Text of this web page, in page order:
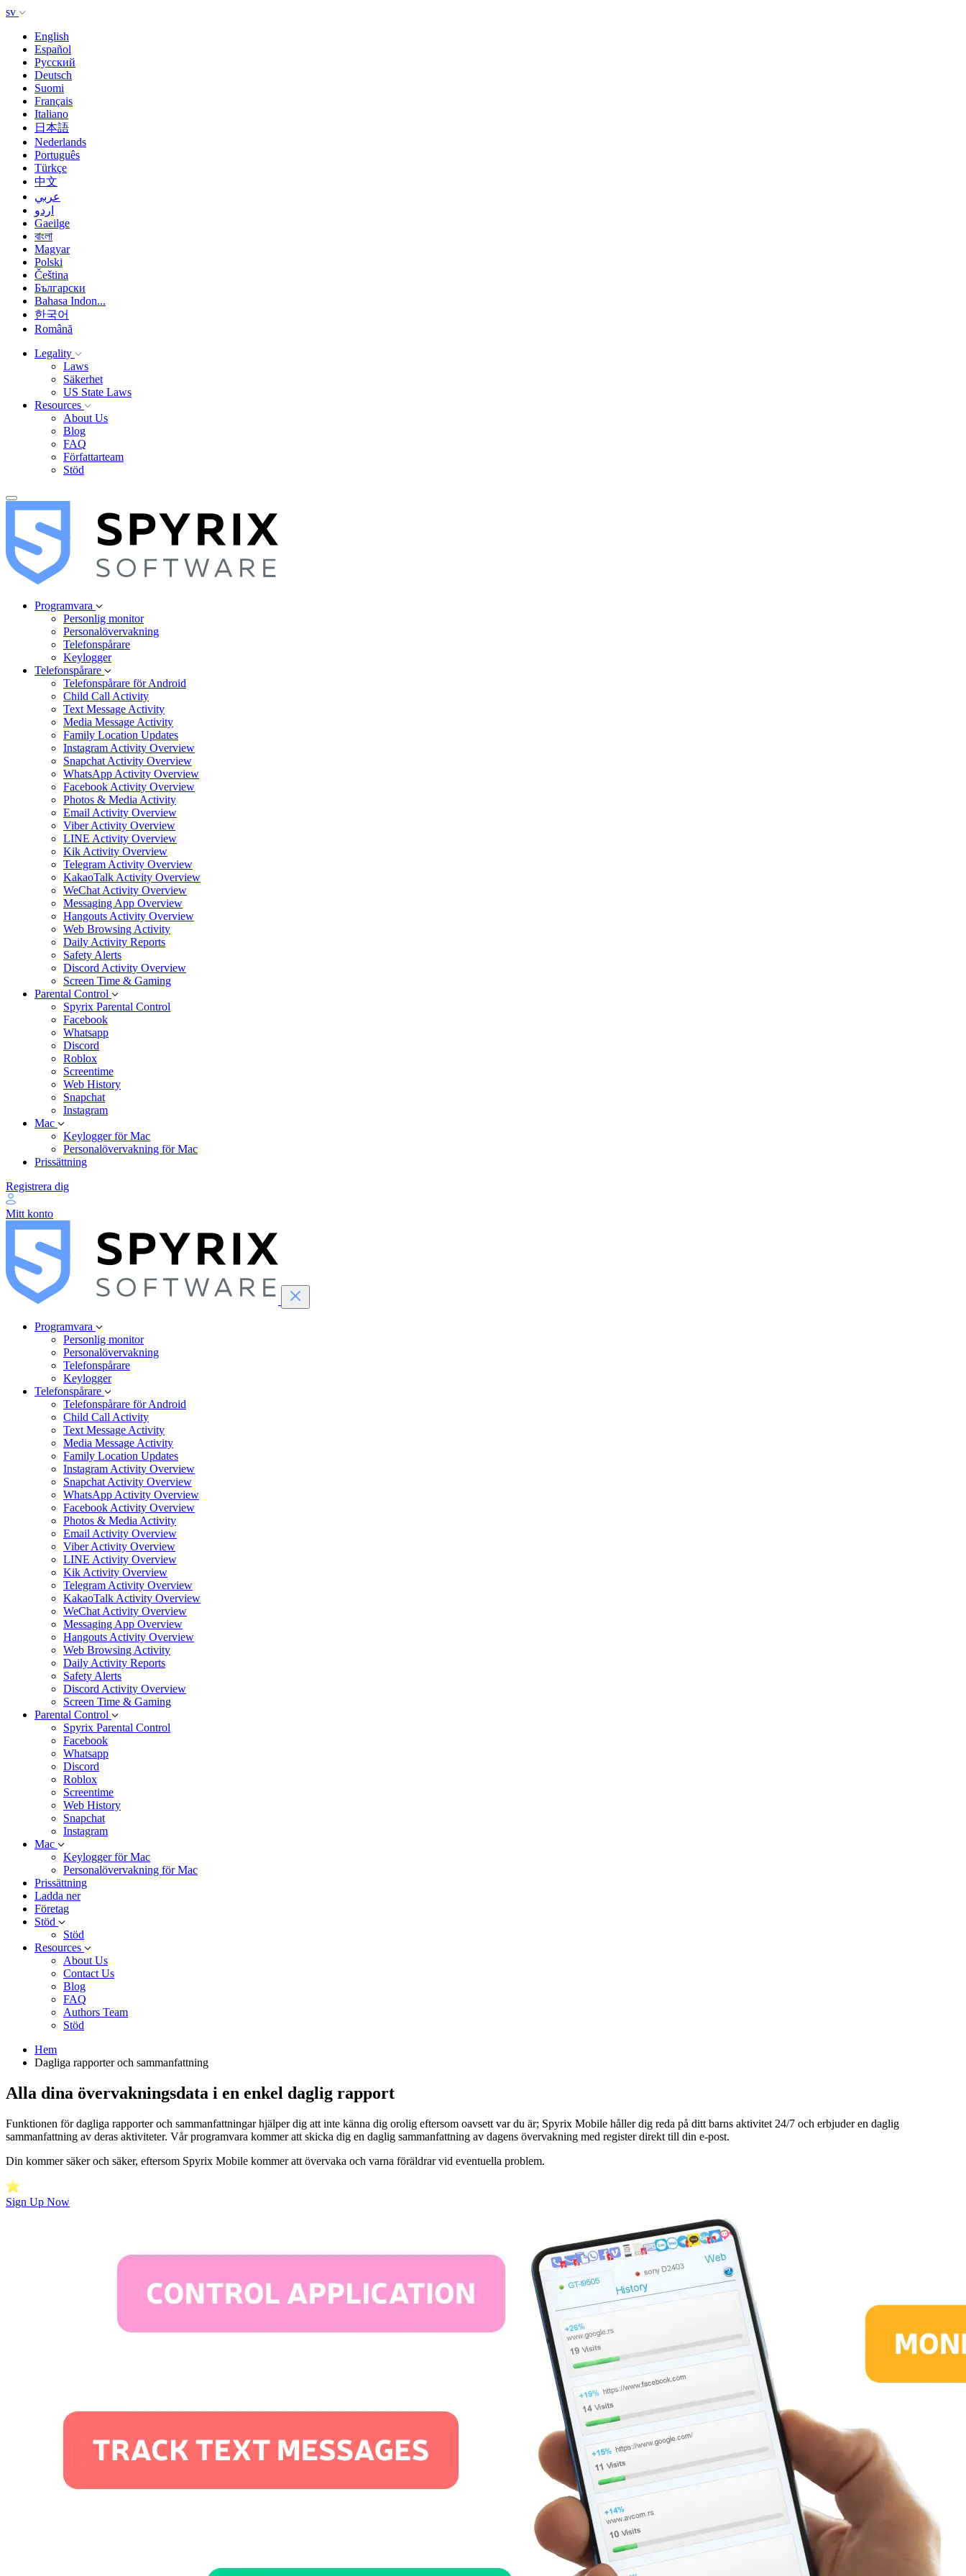
sv
English
Español
Русский
Deutsch
Suomi
Français
Italiano
日本語
Nederlands
Português
Türkçe
中文
عربي
اردو
Gaeilge
বাংলা
Magyar
Polski
Čeština
Български
Bahasa Indon...
한국어
Română
Legality
Laws
Säkerhet
US State Laws
Resources
About Us
Blog
FAQ
Författarteam
Stöd
Programvara
Personlig monitor
Personalövervakning
Telefonspårare
Keylogger
Telefonspårare
Telefonspårare för Android
Child Call Activity
Text Message Activity
Media Message Activity
Family Location Updates
Instagram Activity Overview
Snapchat Activity Overview
WhatsApp Activity Overview
Facebook Activity Overview
Photos & Media Activity
Email Activity Overview
Viber Activity Overview
LINE Activity Overview
Kik Activity Overview
Telegram Activity Overview
KakaoTalk Activity Overview
WeChat Activity Overview
Messaging App Overview
Hangouts Activity Overview
Web Browsing Activity
Daily Activity Reports
Safety Alerts
Discord Activity Overview
Screen Time & Gaming
Parental Control
Spyrix Parental Control
Facebook
Whatsapp
Discord
Roblox
Screentime
Web History
Snapchat
Instagram
Mac
Keylogger för Mac
Personalövervakning för Mac
Prissättning
Registrera dig
Mitt konto
Programvara
Personlig monitor
Personalövervakning
Telefonspårare
Keylogger
Telefonspårare
Telefonspårare för Android
Child Call Activity
Text Message Activity
Media Message Activity
Family Location Updates
Instagram Activity Overview
Snapchat Activity Overview
WhatsApp Activity Overview
Facebook Activity Overview
Photos & Media Activity
Email Activity Overview
Viber Activity Overview
LINE Activity Overview
Kik Activity Overview
Telegram Activity Overview
KakaoTalk Activity Overview
WeChat Activity Overview
Messaging App Overview
Hangouts Activity Overview
Web Browsing Activity
Daily Activity Reports
Safety Alerts
Discord Activity Overview
Screen Time & Gaming
Parental Control
Spyrix Parental Control
Facebook
Whatsapp
Discord
Roblox
Screentime
Web History
Snapchat
Instagram
Mac
Keylogger för Mac
Personalövervakning för Mac
Prissättning
Ladda ner
Företag
Stöd
Stöd
Resources
About Us
Contact Us
Blog
FAQ
Authors Team
Stöd
Hem
Dagliga rapporter och sammanfattning
Alla dina övervakningsdata i en enkel daglig rapport
Funktionen för dagliga rapporter och sammanfattningar hjälper dig att inte känna dig orolig eftersom oavsett var du är; Spyrix Mobile håller dig reda på ditt barns aktivitet 24/7 och erbjuder en daglig
sammanfattning av deras aktiviteter. Vår programvara kommer att skicka dig en daglig sammanfattning av dagens övervakning med register direkt till din e-post.
Din kommer säker och säker, eftersom Spyrix Mobile kommer att övervaka och varna föräldrar vid eventuella problem.
Sign Up Now